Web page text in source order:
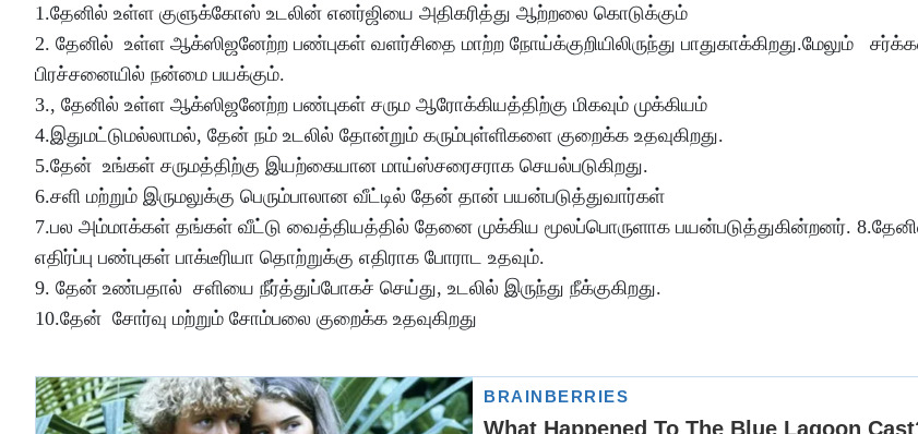
1.தேனில் உள்ள குளுக்கோஸ் உடலின் எனர்ஜியை அதிகரித்து ஆற்றலை கொடுக்கும்
2. தேனில் உள்ள ஆக்ஸிஜனேற்ற பண்புகள் வளர்சிதை மாற்ற நோய்க்குறியிலிருந்து பாதுகாக்கிறது.மேலும்
பிரச்சனையில் நன்மை பயக்கும்.
3., தேனில் உள்ள ஆக்ஸிஜனேற்ற பண்புகள் சரும ஆரோக்கியத்திற்கு மிகவும் முக்கியம்
4.இதுமட்டுமல்லாமல், தேன் நம் உடலில் தோன்றும் கரும்புள்ளிகளை குறைக்க உதவுகிறது.
5.தேன் உங்கள் சருமத்திற்கு இயற்கையான மாய்ஸ்சரைசராக செயல்படுகிறது.
6.சளி மற்றும் இருமலுக்கு பெரும்பாலான வீட்டில் தேன் தான் பயன்படுத்துவார்கள்
7.பல அம்மாக்கள் தங்கள் வீட்டு வைத்தியத்தில் தேனை முக்கிய மூலப்பொருளாக பயன்படுத்துகின்றனர்.
எதிர்ப்பு பண்புகள் பாக்டீரியா தொற்றுக்கு எதிராக போராட உதவும்.
9. தேன் உண்பதால் சளியை நீர்த்துப்போகச் செய்து, உடலில் இருந்து நீக்குகிறது.
10.தேன் சோர்வு மற்றும் சோம்பலை குறைக்க உதவுகிறது